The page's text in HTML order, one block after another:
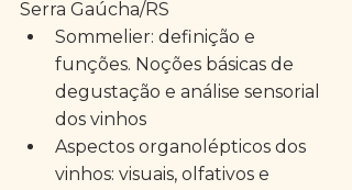
Serra Gaúcha/RS
Sommelier: definição e
funções. Noções básicas de
degustação e análise sensorial
dos vinhos
Aspectos organolépticos dos
vinhos: visuais, olfativos e